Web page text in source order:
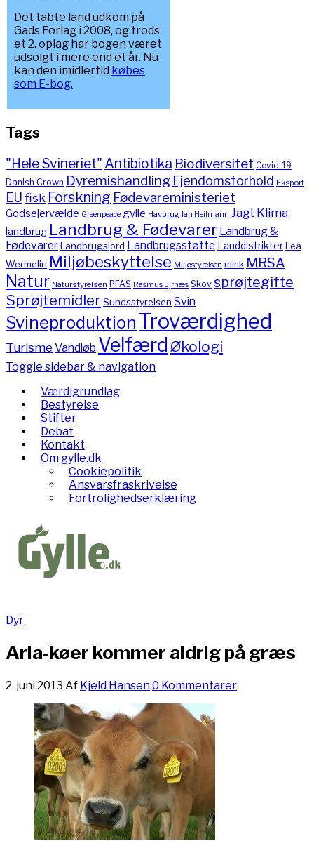
Det tabte land udkom på
Gads Forlag i 2008, og trods
et 2. oplag har bogen været
udsolgt i mere end et år. Nu
kan den imidlertid købes
som E-bog.
Tags
"Hele Svineriet" Antibiotika Biodiversitet Covid-19
Danish Crown Dyremishandling Ejendomsforhold Eksport
EUfisk Forskning Fødevareministeriet
Godsejervælde Greenpeace gylle Havbrug Ian Heilmann Jagt Klima
landbrug Landbrug & Fødevarer Landbrug &
FødevarerLandbrugsjord Landbrugsstøtte LanddistrikterLea
Wermelin Miljøbeskyttelse Miljøstyrelsen mink MRSA
Natur Naturstyrelsen PFAS Rasmus Ejrnæs Skov sprøjtegifte
Sprøjtemidler Sundsstyrelsen Svin
Svineproduktion Troværdighed
TurismeVandløb Velfærd Økologi
Toggle sidebar & navigation
Værdigrundlag
Bestyrelse
Stifter
Debat
Kontakt
Om gylle.dk
Cookiepolitik
Ansvarsfraskrivelse
Fortrolighedserklæring
Dyr
Arla-køer kommer aldrig på græs
2. juni 2013 Af Kjeld Hansen0 Kommentarer